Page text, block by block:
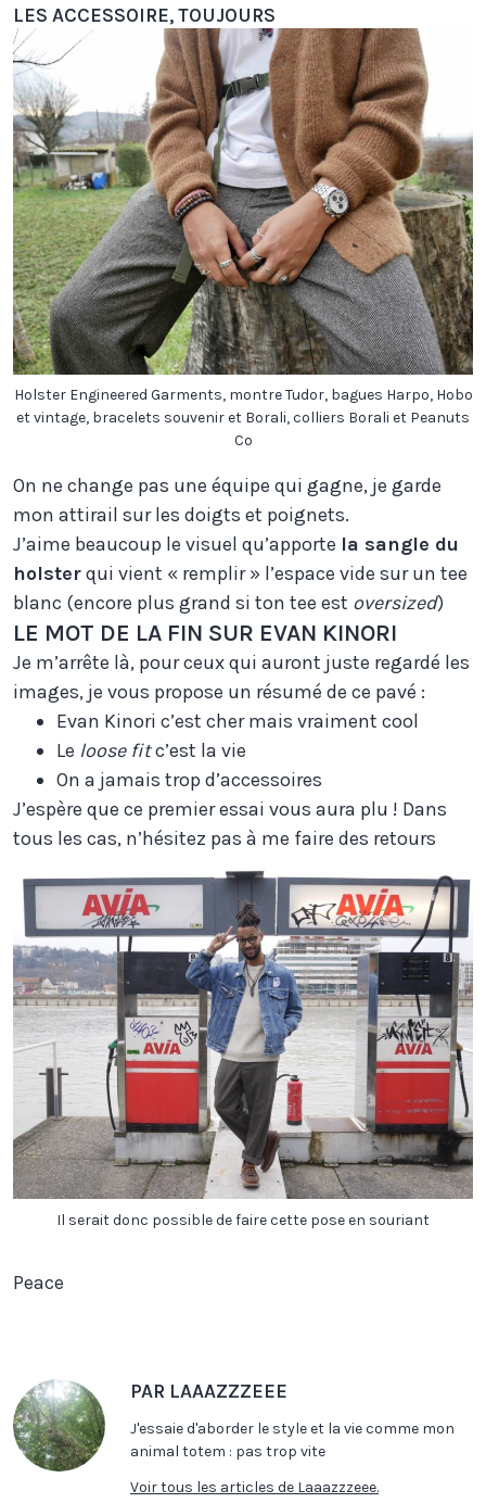
LES ACCESSOIRE, TOUJOURS
Holster Engineered Garments, montre Tudor, bagues Harpo, Hobo
et vintage, bracelets souvenir et Borali, colliers Borali et Peanuts
Co
On ne change pas une équipe qui gagne, je garde
mon attirail sur les doigts et poignets.
J’aime beaucoup le visuel qu’apporte la sangle du
holsterqui vient « remplir » l’espace vide sur un tee
blanc (encore plus grand si ton tee est oversized)
LE MOT DE LA FIN SUR EVAN KINORI
Je m’arrête là, pour ceux qui auront juste regardé les
images, je vous propose un résumé de ce pavé :
Evan Kinori c’est cher mais vraiment cool
Le loose fitc’est la vie
On a jamais trop d’accessoires
J’espère que ce premier essai vous aura plu ! Dans
tous les cas, n’hésitez pas à me faire des retours
Il serait donc possible de faire cette pose en souriant
Peace
PAR LAAAZZZEEE
J'essaie d'aborder le style et la vie comme mon
animal totem : pas trop vite
Voir tous les articles de Laaazzzeee.